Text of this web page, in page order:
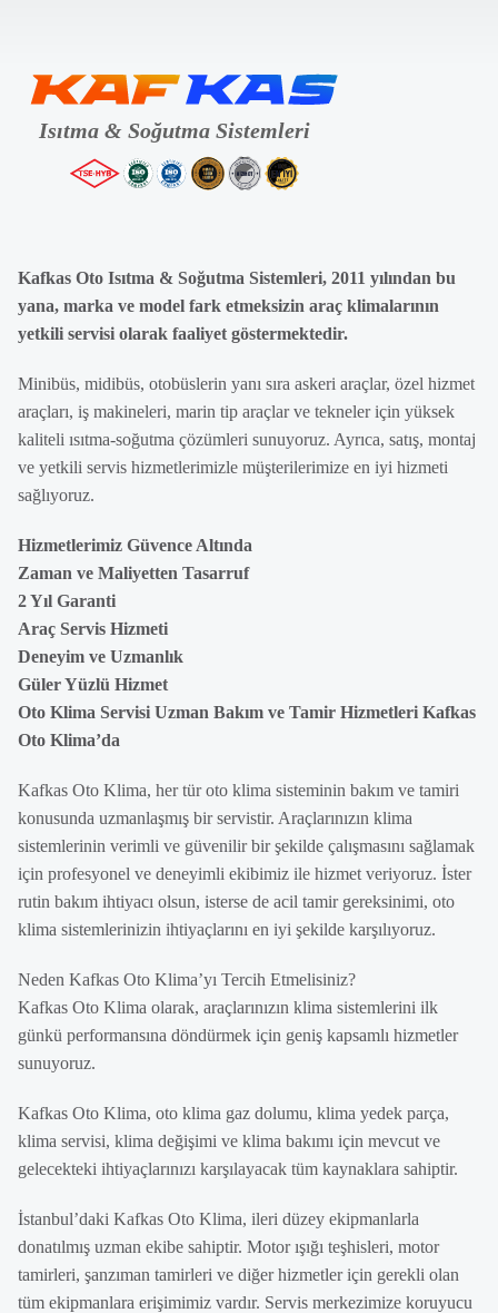
Kafkas Oto Isıtma & Soğutma Sistemleri, 2011 yılından bu
yana, marka ve model fark etmeksizin araç klimalarının
yetkili servisi olarak faaliyet göstermektedir.
Minibüs, midibüs, otobüslerin yanı sıra askeri araçlar, özel hizmet
araçları, iş makineleri, marin tip araçlar ve tekneler için yüksek
kaliteli ısıtma-soğutma çözümleri sunuyoruz. Ayrıca, satış, montaj
ve yetkili servis hizmetlerimizle müşterilerimize en iyi hizmeti
sağlıyoruz.
Hizmetlerimiz Güvence Altında
Zaman ve Maliyetten Tasarruf
2 Yıl Garanti
Araç Servis Hizmeti
Deneyim ve Uzmanlık
Güler Yüzlü Hizmet
Oto Klima Servisi Uzman Bakım ve Tamir Hizmetleri Kafkas
Oto Klima’da
Kafkas Oto Klima, her tür oto klima sisteminin bakım ve tamiri
konusunda uzmanlaşmış bir servistir. Araçlarınızın klima
sistemlerinin verimli ve güvenilir bir şekilde çalışmasını sağlamak
için profesyonel ve deneyimli ekibimiz ile hizmet veriyoruz. İster
rutin bakım ihtiyacı olsun, isterse de acil tamir gereksinimi, oto
klima sistemlerinizin ihtiyaçlarını en iyi şekilde karşılıyoruz.
Neden Kafkas Oto Klima’yı Tercih Etmelisiniz?
Kafkas Oto Klima olarak, araçlarınızın klima sistemlerini ilk
günkü performansına döndürmek için geniş kapsamlı hizmetler
sunuyoruz.
Kafkas Oto Klima, oto klima gaz dolumu, klima yedek parça,
klima servisi, klima değişimi ve klima bakımı için mevcut ve
gelecekteki ihtiyaçlarınızı karşılayacak tüm kaynaklara sahiptir.
İstanbul’daki Kafkas Oto Klima, ileri düzey ekipmanlarla
donatılmış uzman ekibe sahiptir. Motor ışığı teşhisleri, motor
tamirleri, şanzıman tamirleri ve diğer hizmetler için gerekli olan
tüm ekipmanlara erişimimiz vardır. Servis merkezimize koruyucu